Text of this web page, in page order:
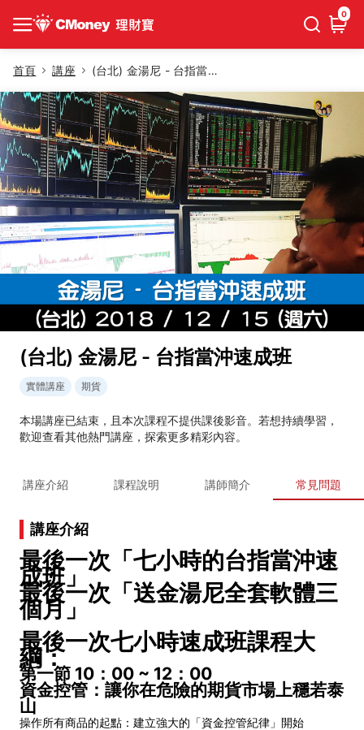
0
首頁 講座 (台北) 金湯尼 - 台指當沖速成班
(台北) 金湯尼 - 台指當沖速成班
實體講座 期貨
本場講座已結束，且本次課程不提供課後影音。若想持續學習，
歡迎查看其他熱門講座，探索更多精彩內容。
講座介紹 課程說明 講師簡介 常見問題
講座介紹
最後一次「七小時的台指當沖速
成班」
最後一次「送金湯尼全套軟體三
個月」
最後一次七小時速成班課程大
綱：
第一節 10：00 ~ 12：00
資金控管：讓你在危險的期貨市場上穩若泰
山
操作所有商品的起點：建立強大的「資金控管紀律」開始